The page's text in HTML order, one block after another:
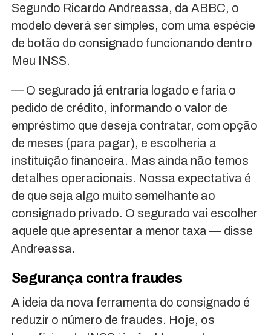
Segundo Ricardo Andreassa, da ABBC, o
modelo deverá ser simples, com uma espécie
de botão do consignado funcionando dentro
Meu INSS.
— O segurado já entraria logado e faria o
pedido de crédito, informando o valor de
empréstimo que deseja contratar, com opção
de meses (para pagar), e escolheria a
instituição financeira. Mas ainda não temos
detalhes operacionais. Nossa expectativa é
de que seja algo muito semelhante ao
consignado privado. O segurado vai escolher
aquele que apresentar a menor taxa — disse
Andreassa.
Segurança contra fraudes
A ideia da nova ferramenta do consignado é
reduzir o número de fraudes. Hoje, os